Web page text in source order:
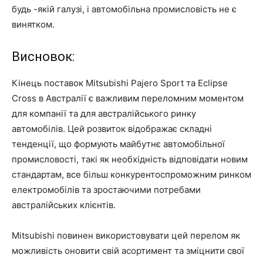
будь -якій галузі, і автомобільна промисловість не є
винятком.
Висновок:
Кінець поставок Mitsubishi Pajero Sport та Eclipse
Cross в Австралії є важливим переломним моментом
для компанії та для австралійського ринку
автомобілів. Цей розвиток відображає складні
тенденції, що формують майбутнє автомобільної
промисловості, такі як необхідність відповідати новим
стандартам, все більш конкурентоспроможним ринком
електромобілів та зростаючими потребами
австралійських клієнтів.
Mitsubishi повинен використовувати цей перелом як
можливість оновити свій асортимент та зміцнити свої